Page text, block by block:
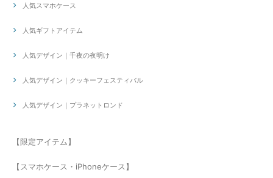
人気スマホケース
人気ギフトアイテム
人気デザイン｜千夜の夜明け
人気デザイン｜クッキーフェスティバル
人気デザイン｜プラネットロンド
【限定アイテム】
【スマホケース・iPhoneケース】